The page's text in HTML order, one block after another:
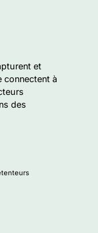
et
connectent à
des